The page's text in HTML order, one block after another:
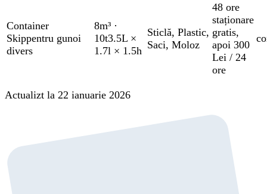
Container
Skippentru gunoi
divers
8m³ ·
10t3.5L ×
1.7l × 1.5h
Sticlă, Plastic,
Saci, Moloz
48 ore
staționare
gratis,
apoi 300
Lei / 24
ore
Actualizt la 22 ianuarie 2026